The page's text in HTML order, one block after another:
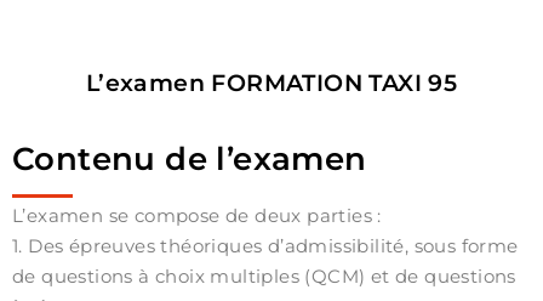
L’examen FORMATION TAXI 95
Contenu de l’examen
L’examen se compose de deux parties :
1. Des épreuves théoriques d’admissibilité, sous forme
de questions à choix multiples (QCM) et de questions